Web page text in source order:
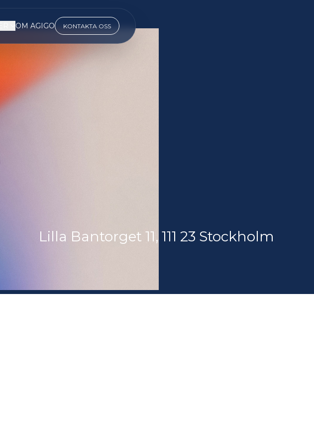
OM AGIGO KONTAKTA OSS
Lilla Bantorget 11, 111 23 Stockholm